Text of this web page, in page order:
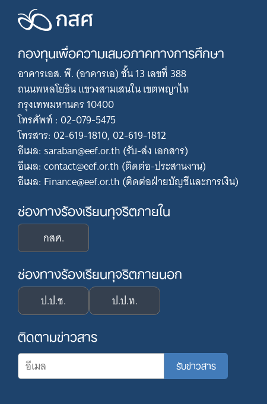
กองทุนเพื่อความเสมอภาคทางการศึกษา
อาคารเอส. พี. (อาคารเอ) ชั้น 13 เลขที่ 388
ถนนพหลโยธิน แขวงสามเสนใน เขตพญาไท
กรุงเทพมหานคร 10400
โทรศัพท์ : 02-079-5475
โทรสาร: 02-619-1810, 02-619-1812
อีเมล: saraban@eef.or.th (รับ-ส่ง เอกสาร)
อีเมล: contact@eef.or.th (ติดต่อ-ประสานงาน)
อีเมล: Finance@eef.or.th (ติดต่อฝ่ายบัญชีและการเงิน)
ช่องทางร้องเรียนทุจริตภายใน
กสศ.
ช่องทางร้องเรียนทุจริตภายนอก
ป.ป.ช. ป.ป.ท.
ติดตามข่าวสาร